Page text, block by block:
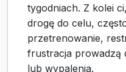
tygodniach. Z kolei
drogę do celu,
przetrenowanie,
frustracja prowadzą
lub wypalenia.